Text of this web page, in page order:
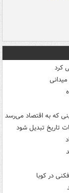
کرد
که به اقتصاد می‌رسد
تاریخ تبدیل شود
در کوبا